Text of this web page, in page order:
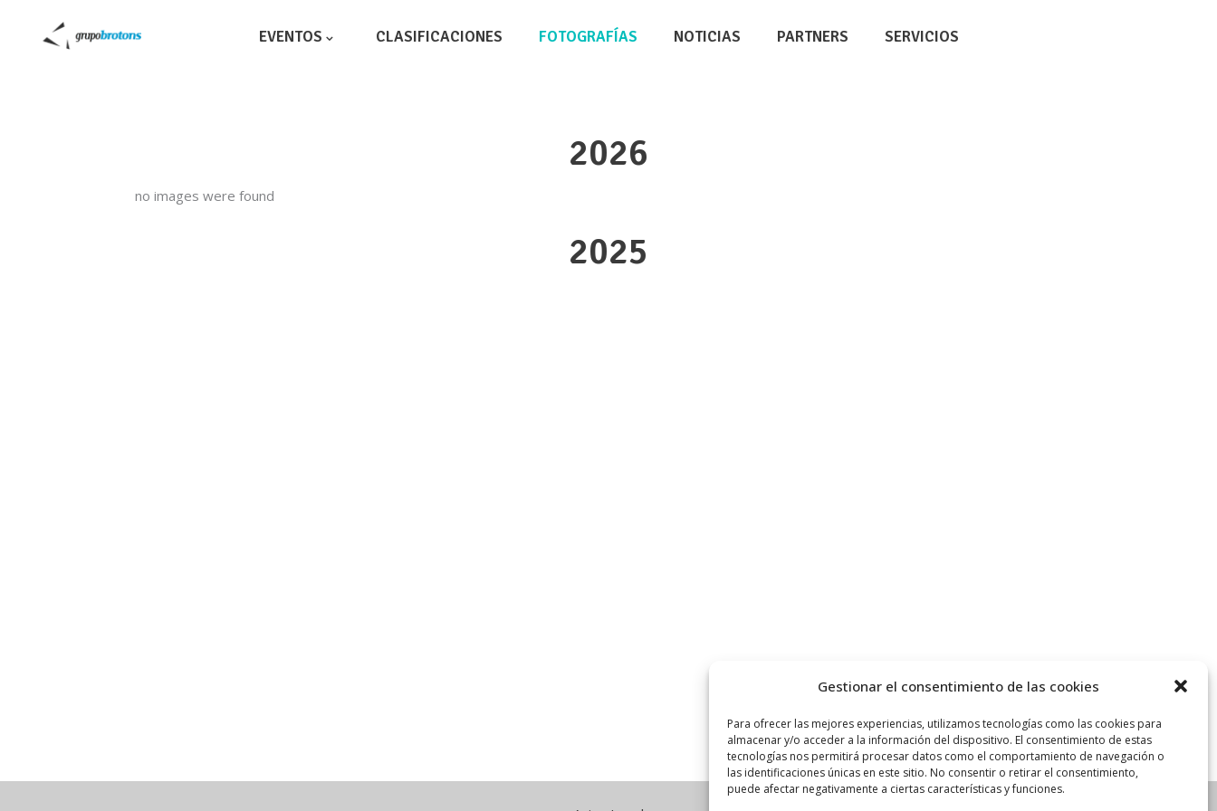
Gestionar el consentimiento de las cookies
Para ofrecer las mejores experiencias, utilizamos tecnologías como las cookies para
almacenar y/o acceder a la información del dispositivo. El consentimiento de estas
tecnologías nos permitirá procesar datos como el comportamiento de navegación o
las identificaciones únicas en este sitio. No consentir o retirar el consentimiento,
puede afectar negativamente a ciertas características y funciones.
EVENTOS CLASIFICACIONES FOTOGRAFÍAS NOTICIAS PARTNERS SERVICIOS
2026
no images were found
2025